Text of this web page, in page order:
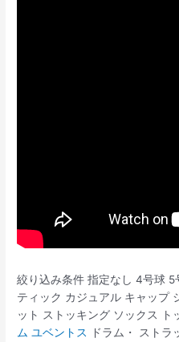
絞り込み条件 指定なし 4号球
ティック カジュアル キャップ
ット ストッキング ソックス
ム ユベントス
ドラム・ ストラ